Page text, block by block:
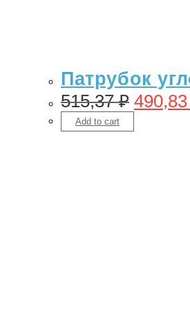
Патрубок
515,37₽ 490,83
Add to cart